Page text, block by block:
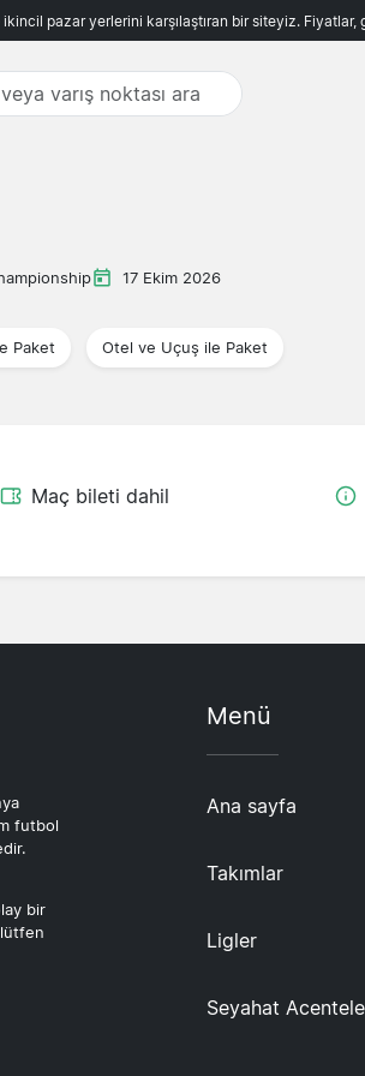
pazar yerlerini karşılaştıran bir siteyiz.
17 Ekim 2026
Paket Otel ve Uçuş ile Paket
Maç bileti dahil
futbol
bir
Menü
Ana sayfa
Takımlar
Ligler
Seyahat